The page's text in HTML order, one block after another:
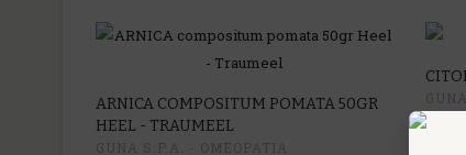
ARNICA COMPOSITUM POMATA 50GR
HEEL - TRAUMEEL